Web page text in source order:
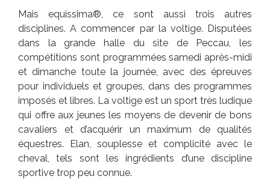
Mais equissima®, ce sont aussi trois autres
disciplines. A commencer par la voltige. Disputées
dans la grande halle du site de Peccau, les
compétitions sont programmées samedi après-midi
et dimanche toute la journée, avec des épreuves
pour individuels et groupes, dans des programmes
imposés et libres. La voltige est un sport très ludique
qui offre aux jeunes les moyens de devenir de bons
cavaliers et d’acquérir un maximum de qualités
équestres. Elan, souplesse et complicité avec le
cheval, tels sont les ingrédients d’une discipline
sportive trop peu connue.